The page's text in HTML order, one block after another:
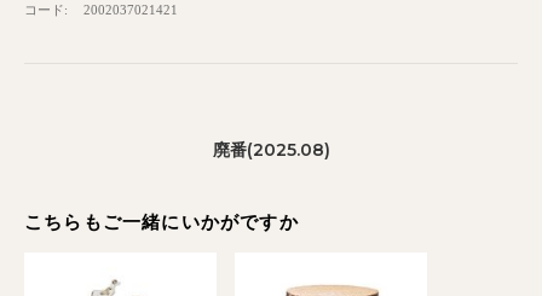
コード: 2002037021421
廃番(2025.08)
こちらもご一緒にいかがですか